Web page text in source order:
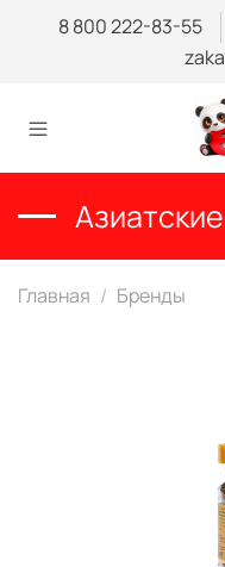
8 800 222-83-55
Главная Бренды